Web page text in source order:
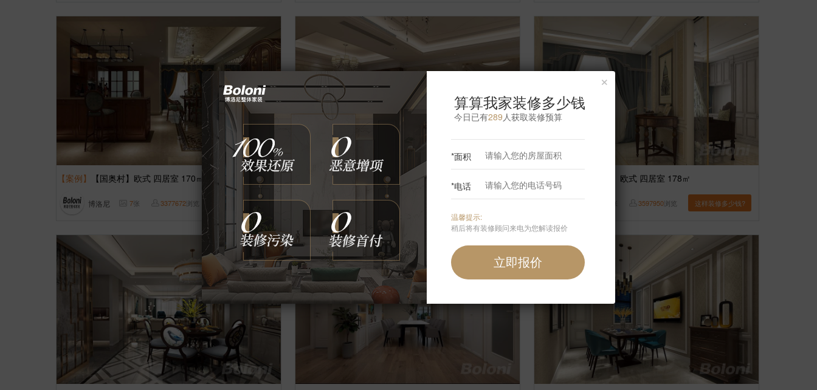
【案例】 【国奥村】欧式 四居室 170㎡
博洛尼 7张 3377672浏览 这样装修多少钱?
【缘溪堂】欧式 四居室 240㎡
博洛尼 8张
【案例】 【莲玉嘉园】欧式 四居室 178㎡
3597950浏览 这样装修多少钱?
×
算算我家装修多少钱
今日已有289 人获取装修预算
*面积
*电话
温馨提示:
稍后将有装修顾问来电为您解读报价